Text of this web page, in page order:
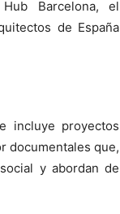
Barcelona, el
de España
incluye proyectos
documentales que,
y abordan de